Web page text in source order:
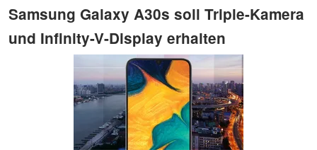
Samsung Galaxy A30s soll Triple-Kamera
und Infinity-V-Display erhalten